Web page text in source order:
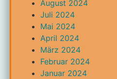
August 2024
Juli 2024
Mai 2024
April 2024
März 2024
Februar 2024
Januar 2024